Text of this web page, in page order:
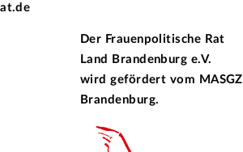
Der Frauenpolitische Rat
Land Brandenburg e.V.
wird gefördert vom MASGZ
Brandenburg.